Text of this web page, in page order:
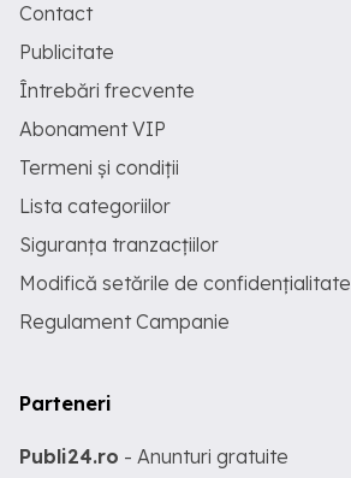
Contact
Publicitate
Întrebări frecvente
Abonament VIP
Termeni și condiții
Lista categoriilor
Siguranța tranzacțiilor
Modifică setările de confidențialitate
Regulament Campanie
Parteneri
Publi24.ro - Anunturi gratuite